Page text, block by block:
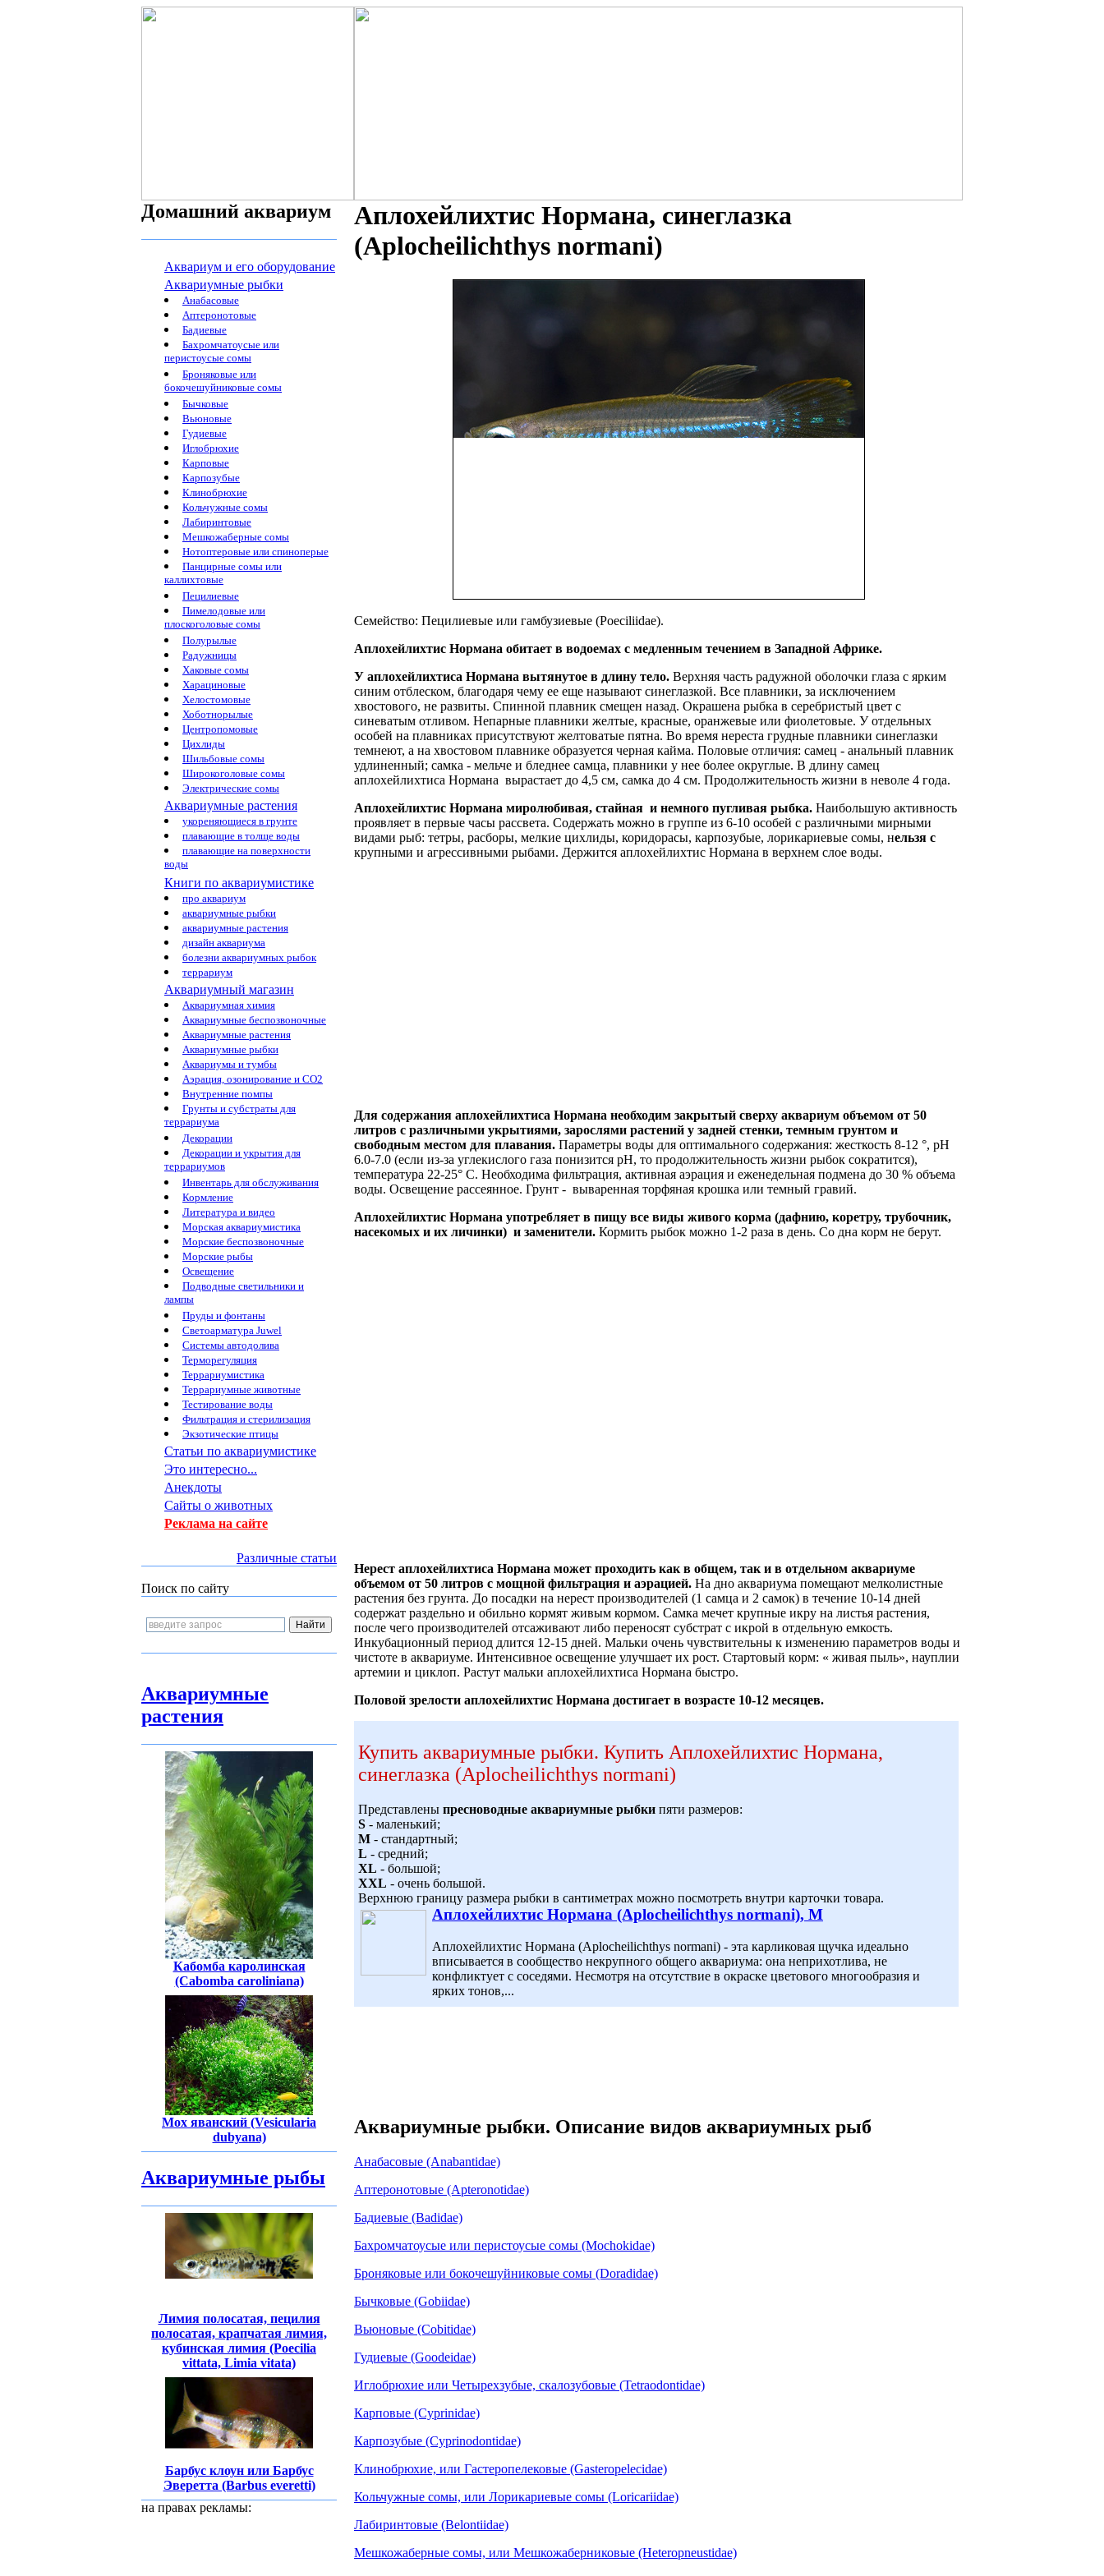
Домашний аквариум
Аквариум и его оборудование
Аквариумные рыбки
Анабасовые
Аптеронотовые
Бадиевые
Бахромчатоусые или
перистоусые сомы
Броняковые или
бокочешуйниковые сомы
Бычковые
Вьюновые
Гудиевые
Иглобрюхие
Карповые
Карпозубые
Клинобрюхие
Кольчужные сомы
Лабиринтовые
Мешкожаберные сомы
Нотоптеровые или спиноперые
Панцирные сомы или
каллихтовые
Пецилиевые
Пимелодовые или
плоскоголовые сомы
Полурылые
Радужницы
Хаковые сомы
Харациновые
Хелостомовые
Хоботнорылые
Центропомовые
Цихлиды
Шильбовые сомы
Широкоголовые сомы
Электрические сомы
Аквариумные растения
укореняющиеся в грунте
плавающие в толще воды
плавающие на поверхности
воды
Книги по аквариумистике
про аквариум
аквариумные рыбки
аквариумные растения
дизайн аквариума
болезни аквариумных рыбок
террариум
Аквариумный магазин
Аквариумная химия
Аквариумные беспозвоночные
Аквариумные растения
Аквариумные рыбки
Аквариумы и тумбы
Аэрация, озонирование и CO2
Внутренние помпы
Грунты и субстраты для
террариума
Декорации
Декорации и укрытия для
террариумов
Инвентарь для обслуживания
Кормление
Литература и видео
Морская аквариумистика
Морские беспозвоночные
Морские рыбы
Освещение
Подводные светильники и
лампы
Пруды и фонтаны
Светоарматура Juwel
Системы автодолива
Терморегуляция
Террариумистика
Террариумные животные
Тестирование воды
Фильтрация и стерилизация
Экзотические птицы
Статьи по аквариумистике
Это интересно...
Анекдоты
Сайты о животных
Реклама на сайте
Различные статьи
Поиск по сайту
Аквариумные
растения
Кабомба каролинская
(Cabomba caroliniana)
Мох яванский (Vesicularia
dubyana)
Аквариумные рыбы
Лимия полосатая, пецилия
полосатая, крапчатая лимия,
кубинская лимия (Poecilia
vittata, Limia vitata)
Барбус клоун или Барбус
Эверетта (Barbus everetti)
на правах рекламы:
Аплохейлихтис Нормана, синеглазка
(Aplocheilichthys normani)
Семейство: Пецилиевые или гамбузиевые (Poeciliidae).
Аплохейлихтис Нормана обитает в водоемах с медленным течением в Западной Африке.
У аплохейлихтиса Нормана вытянутое в длину тело. Верхняя часть радужной оболочки глаза с ярким
синим отблеском, благодаря чему ее еще называют синеглазкой. Все плавники, за исклю­чением
хвостового, не разви­ты. Спинной плавник смещен назад. Окрашена рыбка в серебри­стый цвет с
синеватым отливом. Непарные плавники желтые, красные, оранжевые или фиолетовые. У отдельных
особей на плавниках присутствуют желтоватые пятна. Во время нереста грудные плавники синеглазки
темнеют, а на хвостовом плавнике образуется черная кайма. Половые отличия: самец - анальный плавник
удлиненный; самка - мельче и бледнее самца, плавники у нее более округлые. В длину самец
аплохейлихтиса Нормана вырастает до 4,5 см, самка до 4 см. Продолжительность жизни в неволе 4 года.
Аплохейлихтис Нормана миролюбивая, стайная и немного пугливая рыбка. Наибольшую активность
проявляет в первые часы рассвета. Содержать можно в группе из 6-10 особей с различными мирными
видами рыб: тетры, расборы, мелкие цихлиды, коридорасы, карпозубые, лорикариевые сомы, нельзя с
крупными и агрессивными рыбами. Держится аплохейлихтис Нормана в верхнем слое воды.
Для содержания аплохейлихтиса Нормана необходим закрытый сверху аквариум объемом от 50
литров с различными укрытиями, зарослями растений у задней стенки, темным грунтом и
свободным местом для плавания. Параметры воды для оптимального содержания: жесткость 8-12 °, рН
6.0-7.0 (если из-за углекислого газа понизится pH, то продолжительность жизни рыбок сократится),
температура 22-25° С. Необходима фильтрация, активная аэрация и еженедельная подмена до 30 % объема
воды. Освещение рассеянное. Грунт - вываренная торфяная крошка или темный гравий.
Аплохейлихтис Нормана употребляет в пищу все виды живого корма (дафнию, коретру, трубоч­ник,
насекомых и их личинки) и заменители. Кормить рыбок можно 1-2 раза в день. Со дна корм не берут.
Нерест аплохейлихтиса Нормана может проходить как в общем, так и в отдельном аквариуме
объемом от 50 литров с мощной фильтрация и аэрацией. На дно аквариума помещают мелколистные
растения без грунта. До посадки на нерест производителей (1 самца и 2 самок) в течение 10-14 дней
содержат раздельно и обильно кормят живым кормом. Самка мечет крупные икру на листья растения,
после чего производителей отсаживают либо переносят субстрат с икрой в отдельную емкость.
Инкубационный период длится 12-15 дней. Мальки очень чувствительны к изменению параметров воды и
чистоте в аквариуме. Интенсивное освещение улучшает их рост. Стартовый корм: « живая пыль», науплии
артемии и циклоп. Растут мальки аплохейлихтиса Нормана быстро.
Половой зрелости аплохейлихтис Нормана достигает в возрасте 10-12 месяцев.
Купить аквариумные рыбки. Купить Аплохейлихтис Нормана,
синеглазка (Aplocheilichthys normani)
Представлены пресноводные аквариумные рыбки пяти размеров:
S - маленький;
M - стандартный;
L - средний;
XL - большой;
XXL - очень большой.
Верхнюю границу размера рыбки в сантиметрах можно посмотреть внутри карточки товара.
Аплохейлихтис Нормана (Aplocheilichthys normani), M
Аплохейлихтис Нормана (Aplocheilichthys normani) - эта карликовая щучка идеально
вписывается в сообщество некрупного общего аквариума: она неприхотлива, не
конфликтует с соседями. Несмотря на отсутствие в окраске цветового многообразия и
ярких тонов,...
Аквариумные рыбки. Описание видов аквариумных рыб
Анабасовые (Anabantidae)
Аптеронотовые (Apteronotidae)
Бадиевые (Badidae)
Бахромчатоусые или перистоусые сомы (Mochokidae)
Броняковые или бокочешуйниковые сомы (Doradidae)
Бычковые (Gobiidae)
Вьюновые (Cobitidae)
Гудиевые (Goodeidae)
Иглобрюхие или Четырехзубые, скалозубовые (Tetraodontidae)
Карповые (Cyprinidae)
Карпозубые (Cyprinodontidae)
Клинобрюхие, или Гастеропелековые (Gasteropelecidae)
Кольчужные сомы, или Лорикариевые сомы (Loricariidae)
Лабиринтовые (Belontiidae)
Мешкожаберные сомы, или Мешкожаберниковые (Heteropneustidae)